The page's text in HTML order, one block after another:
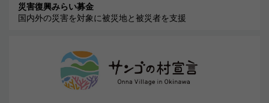
災害復興みらい募金
国内外の災害を対象に被災地と被災者を支援